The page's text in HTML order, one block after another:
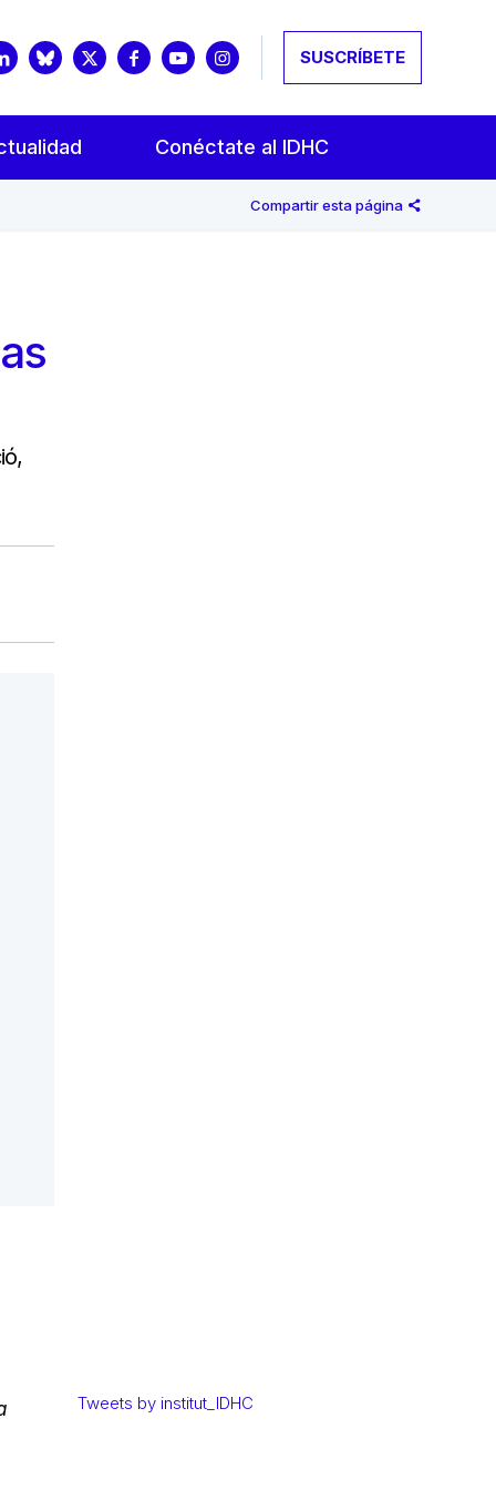
SUSCRÍBETE
Conéctate al IDHC
Compartir esta página
Tweets by institut_IDHC